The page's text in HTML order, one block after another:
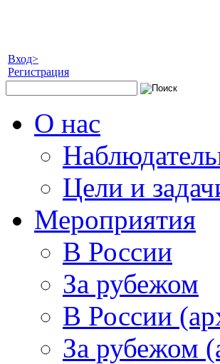
Вход>
Регистрация
О нас
Цели и
Мероприятия
В России
За рубежом
В России
За рубежом